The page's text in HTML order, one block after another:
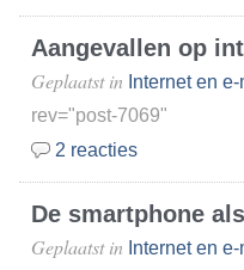
Aangevallen op
Geplaatst in Internet en e-
rev="post-7069"
2 reacties
De smartphone
Geplaatst in Internet en e-